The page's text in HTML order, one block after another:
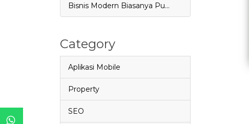
Bisnis Modern Biasanya Pu…
Category
Aplikasi Mobile
Property
SEO